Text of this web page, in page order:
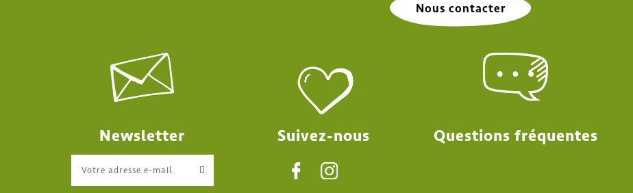
Nous contacter
Newsletter Suivez-nous Questions fréquentes